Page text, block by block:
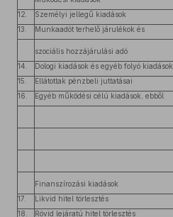
12.
Személyi jellegű kiadások
13.
Munkaadót terhelő járulékok és
szociális hozzájárulási adó
14.
Dologi kiadások és egyéb folyó kiadások
15.
Ellátottak pénzbeli juttatásai
16.
Egyéb működési célú kiadások, ebből
Finanszírozási kiadások
17.
Likvid hitel törlesztés
18.
Rövid lejáratú hitel törlesztés